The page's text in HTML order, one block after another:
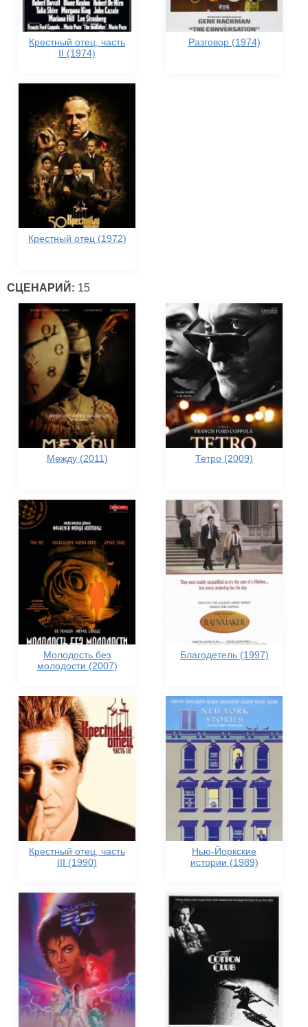
Крестный отец, часть
II (1974)
Разговор (1974)
Крестный отец (1972)
СЦЕНАРИЙ: 15
Между (2011) Тетро (2009)
Молодость без
молодости (2007)
Благодетель (1997)
Крестный отец, часть
III (1990)
Нью-Йоркские
истории (1989)